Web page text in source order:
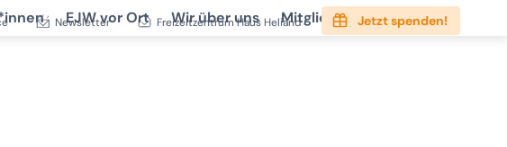
Newsletter Freizeitzentrum Haus Heliand Jetzt spenden!
EJW vor Ort Wir über uns Mitgliedschaft Service